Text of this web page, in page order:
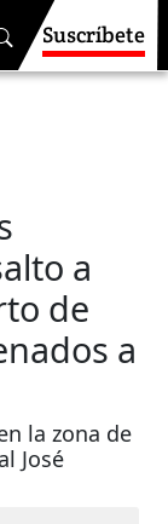
Suscríbete
a
de
a
la zona de
José